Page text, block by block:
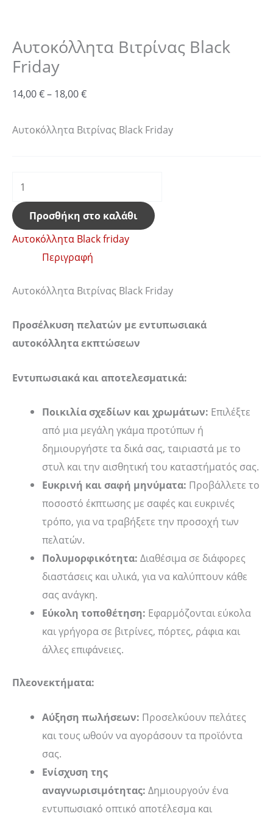
Αυτοκόλλητα Βιτρίνας Black
Friday
14,00€– 18,00€
Αυτοκόλλητα Βιτρίνας Black Friday
Προσθήκη στο καλάθι
Αυτοκόλλητα Black friday
Περιγραφή
Αυτοκόλλητα Βιτρίνας Black Friday
Προσέλκυση πελατών με εντυπωσιακά
αυτοκόλλητα εκπτώσεων
Εντυπωσιακά και αποτελεσματικά:
Ποικιλία σχεδίων και χρωμάτων: Επιλέξτε
από μια μεγάλη γκάμα προτύπων ή
δημιουργήστε τα δικά σας, ταιριαστά με το
στυλ και την αισθητική του καταστήματός σας.
Ευκρινή και σαφή μηνύματα: Προβάλλετε το
ποσοστό έκπτωσης με σαφές και ευκρινές
τρόπο, για να τραβήξετε την προσοχή των
πελατών.
Πολυμορφικότητα: Διαθέσιμα σε διάφορες
διαστάσεις και υλικά, για να καλύπτουν κάθε
σας ανάγκη.
Εύκολη τοποθέτηση: Εφαρμόζονται εύκολα
και γρήγορα σε βιτρίνες, πόρτες, ράφια και
άλλες επιφάνειες.
Πλεονεκτήματα:
Αύξηση πωλήσεων: Προσελκύουν πελάτες
και τους ωθούν να αγοράσουν τα προϊόντα
σας.
Ενίσχυση της
αναγνωρισιμότητας: Δημιουργούν ένα
εντυπωσιακό οπτικό αποτέλεσμα και